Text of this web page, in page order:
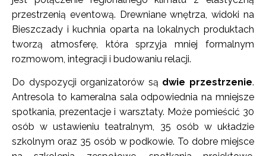
przestrzenią eventową. Drewniane wnętrza, widoki na
Bieszczady i kuchnia oparta na lokalnych produktach
tworzą atmosferę, która sprzyja mniej formalnym
rozmowom, integracji i budowaniu relacji.
Do dyspozycji organizatorów są dwie przestrzenie.
Antresola to kameralna sala odpowiednia na mniejsze
spotkania, prezentacje i warsztaty. Może pomieścić 30
osób w ustawieniu teatralnym, 35 osób w układzie
szkolnym oraz 35 osób w podkowie. To dobre miejsce